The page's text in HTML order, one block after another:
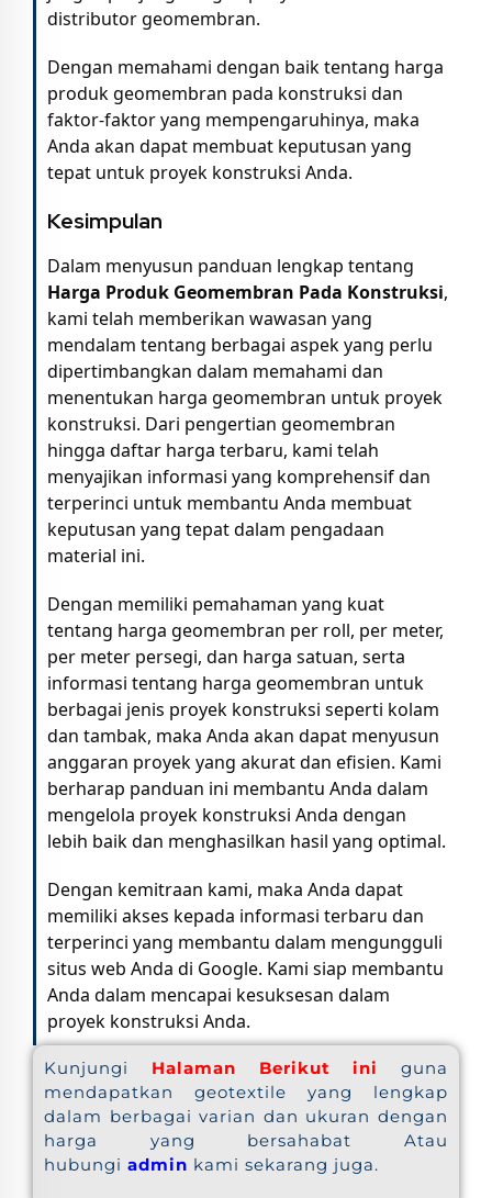
distributor geomembran.
Dengan memahami dengan baik tentang harga
produk geomembran pada konstruksi dan
faktor-faktor yang mempengaruhinya, maka
Anda akan dapat membuat keputusan yang
tepat untuk proyek konstruksi Anda.
Kesimpulan
Dalam menyusun panduan lengkap tentang
Harga Produk Geomembran Pada Konstruksi,
kami telah memberikan wawasan yang
mendalam tentang berbagai aspek yang perlu
dipertimbangkan dalam memahami dan
menentukan harga geomembran untuk proyek
konstruksi. Dari pengertian geomembran
hingga daftar harga terbaru, kami telah
menyajikan informasi yang komprehensif dan
terperinci untuk membantu Anda membuat
keputusan yang tepat dalam pengadaan
material ini.
Dengan memiliki pemahaman yang kuat
tentang harga geomembran per roll, per meter,
per meter persegi, dan harga satuan, serta
informasi tentang harga geomembran untuk
berbagai jenis proyek konstruksi seperti kolam
dan tambak, maka Anda akan dapat menyusun
anggaran proyek yang akurat dan efisien. Kami
berharap panduan ini membantu Anda dalam
mengelola proyek konstruksi Anda dengan
lebih baik dan menghasilkan hasil yang optimal.
Dengan kemitraan kami, maka Anda dapat
memiliki akses kepada informasi terbaru dan
terperinci yang membantu dalam mengungguli
situs web Anda di Google. Kami siap membantu
Anda dalam mencapai kesuksesan dalam
proyek konstruksi Anda.
Kunjungi Halaman Berikut ini
guna
mendapatkan geotextile yang lengkap
dalam berbagai varian dan ukuran dengan
harga yang bersahabat Atau
hubungi admin kami sekarang juga.